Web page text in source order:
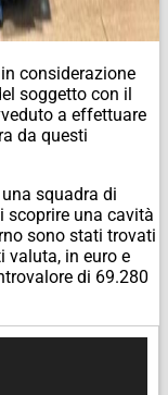
considerazione
soggetto con il
a effettuare
da questi
squadra di
scoprire una cavità
sono stati trovati
valuta, in euro e
di 69.280